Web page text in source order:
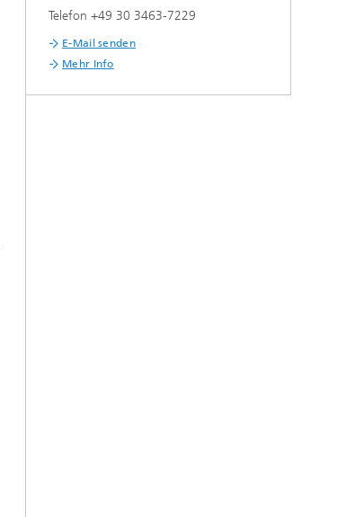
Telefon +49 30 3463-7229
E-Mail senden
Mehr Info